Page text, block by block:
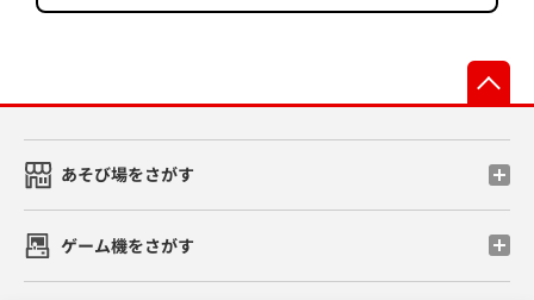
あそび場をさがす
ゲーム機をさがす